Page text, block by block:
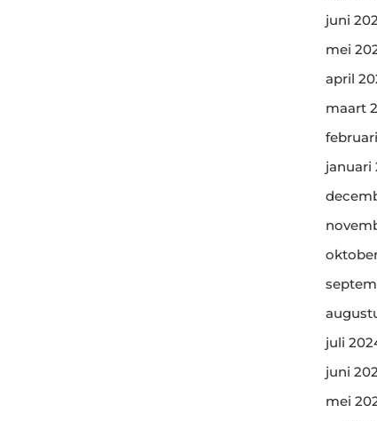
juni
mei
april
maart
januari
juli
juni
mei